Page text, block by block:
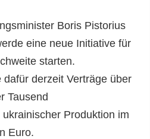
Boris Pistorius
eine neue Initiative für
starten.
derzeit Verträge über
Tausend
Produktion im
Euro.